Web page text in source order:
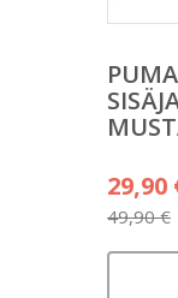
49,90€
hinta
oli:
29,90